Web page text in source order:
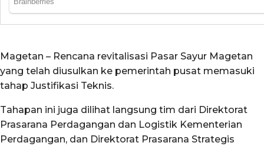
Magetan – Rencana revitalisasi Pasar Sayur Magetan
yang telah diusulkan ke pemerintah pusat memasuki
tahap Justifikasi Teknis.
Tahapan ini juga dilihat langsung tim dari Direktorat
Prasarana Perdagangan dan Logistik Kementerian
Perdagangan, dan Direktorat Prasarana Strategis